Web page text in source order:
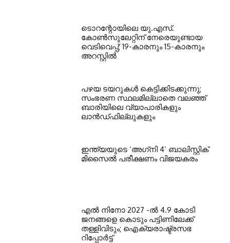
ടൊറന്റോയിലെ യു.എസ്.
കോൺസുലേറ്റിന് നേരെയുണ്ടായ
വെടിവെപ്പ്; 19-കാരനും 15-കാരനും
അറസ്റ്റിൽ
പഴയ ടയറുകള്‍ കെട്ടിക്കിടക്കുന്നു;
സംഭരണ സ്ഥലമില്ലാതെ വലഞ്ഞ്
ബാരിയിലെ വ്യാപാരികളും
ലാന്‍ഡ്ഫില്ലുകളും
ഇന്ത്യയുടെ ‘അഗ്‌നി 4’ ബാലിസ്റ്റിക്
മിസൈല്‍ പരീക്ഷണം വിജയകരം
എല്‍ നിനോ 2027 -ല്‍ 4.9 കോടി
ജനങ്ങളെ കൊടും പട്ടിണിലേക്ക്
തള്ളിവിടും; ഐക്യരാഷ്ട്രസഭ
റിപ്പോര്‍ട്ട്